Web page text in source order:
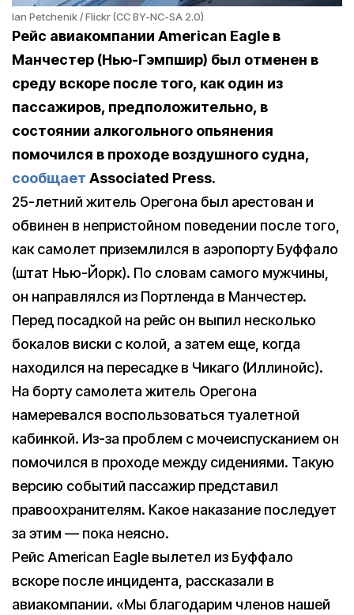
Ian Petchenik / Flickr (CC BY-NC-SA 2.0)
Рейс авиакомпании American Eagle в
Манчестер (Нью-Гэмпшир) был отменен в
среду вскоре после того, как один из
пассажиров, предположительно, в
состоянии алкогольного опьянения
помочился в проходе воздушного судна,
сообщает Associated Press.
25-летний житель Орегона был арестован и
обвинен в непристойном поведении после того,
как самолет приземлился в аэропорту Буффало
(штат Нью-Йорк). По словам самого мужчины,
он направлялся из Портленда в Манчестер.
Перед посадкой на рейс он выпил несколько
бокалов виски с колой, а затем еще, когда
находился на пересадке в Чикаго (Иллинойс).
На борту самолета житель Орегона
намеревался воспользоваться туалетной
кабинкой. Из-за проблем с мочеиспусканием он
помочился в проходе между сидениями. Такую
версию событий пассажир представил
правоохранителям. Какое наказание последует
за этим — пока неясно.
Рейс American Eagle вылетел из Буффало
вскоре после инцидента, рассказали в
авиакомпании. «Мы благодарим членов нашей